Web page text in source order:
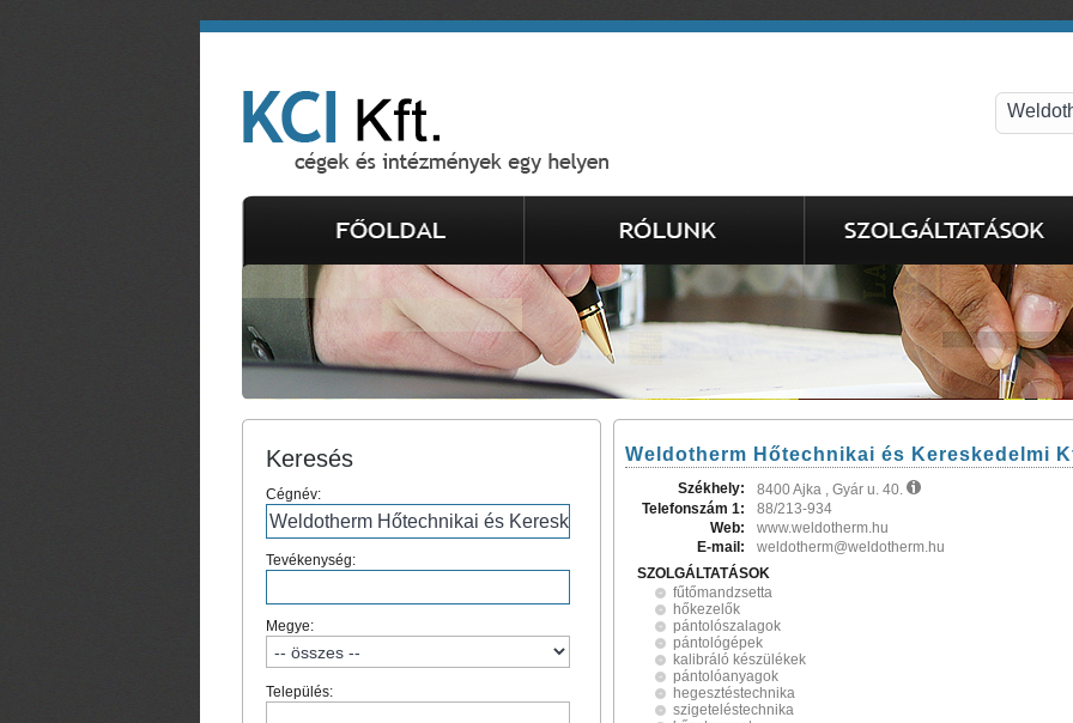
Keresés
Cégnév:
Tevékenység:
Megye:
Település:
Weldotherm Hőtechnikai és Kereskedelmi
Székhely:
8400 Ajka , Gyár u. 40.
Telefonszám 1:
88/213-934
Web:
www.weldotherm.hu
E-mail:
weldotherm@weldotherm.hu
SZOLGÁLTATÁSOK
fűtőmandzsetta
hőkezelők
pántolószalagok
pántológépek
kalibráló készülékek
pántolóanyagok
hegesztéstechnika
szigeteléstechnika